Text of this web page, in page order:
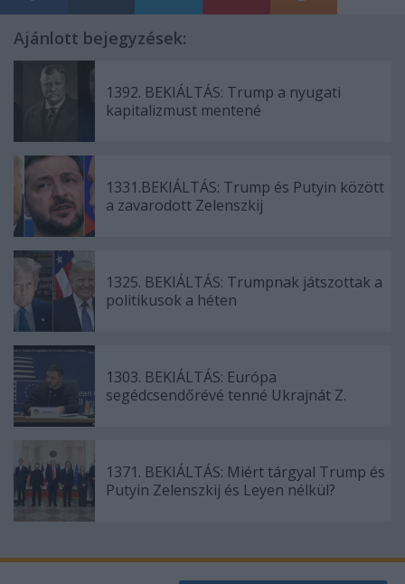
Ajánlott bejegyzések:
1392. BEKIÁLTÁS: Trump a nyugati
kapitalizmust mentené
1331.BEKIÁLTÁS: Trump és Putyin között
a zavarodott Zelenszkij
1325. BEKIÁLTÁS: Trumpnak játszottak a
politikusok a héten
1303. BEKIÁLTÁS: Európa
segédcsendőrévé tenné Ukrajnát Z.
1371. BEKIÁLTÁS: Miért tárgyal Trump és
Putyin Zelenszkij és Leyen nélkül?